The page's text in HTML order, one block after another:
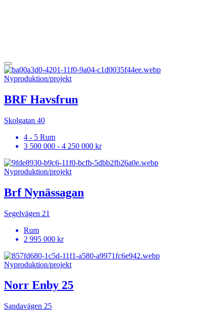
Nyproduktion/projekt
BRF Havsfrun
Skolgatan 40
4 - 5 Rum
3 500 000 - 4 250 000 kr
Nyproduktion/projekt
Brf Nynässagan
Segelvägen 21
Rum
2 995 000 kr
Nyproduktion/projekt
Norr Enby 25
Sandavägen 25